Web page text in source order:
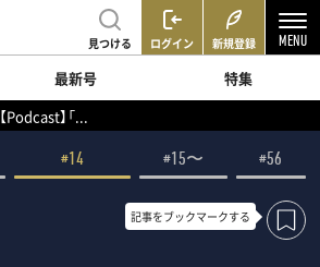
見つける ログイン 新規登録
最新号
特集
【Podcast】「...
#14 #15〜 #56
記事をブックマークする